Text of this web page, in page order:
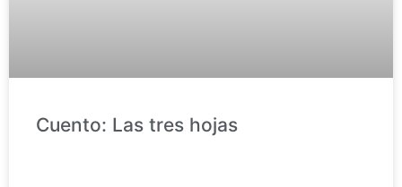
Cuento: Las tres hojas